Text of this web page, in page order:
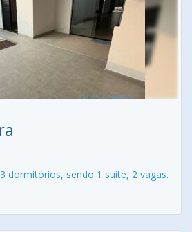
dormitórios, sendo 1 suíte, 2 vagas.